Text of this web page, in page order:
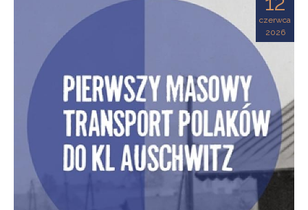
czerwca
2026